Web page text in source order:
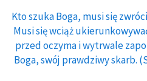
Kto szuka Boga, musi się
Musi się wciąż
przed oczyma i wytrwale
Boga, swój prawdziwy skarb.